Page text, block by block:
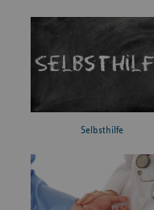
Selbsthilfe